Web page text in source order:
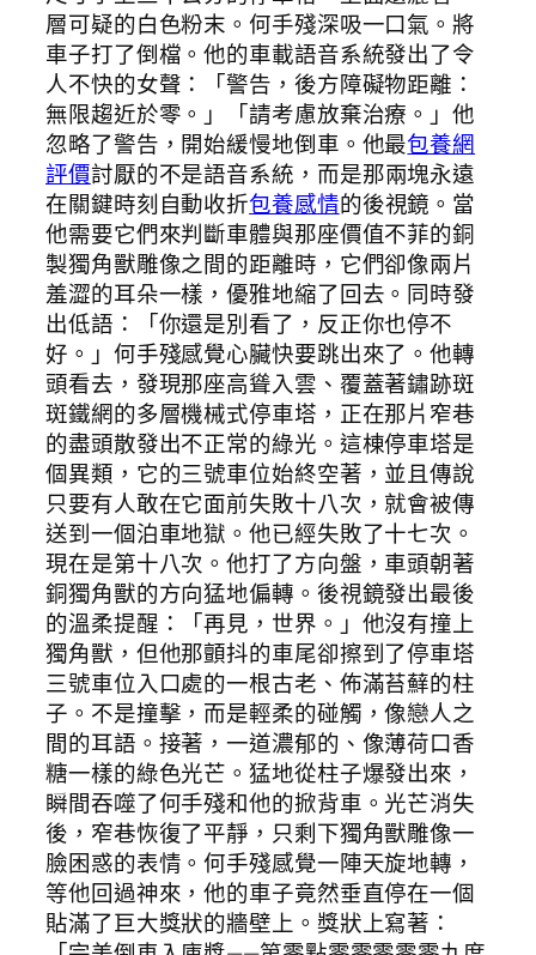
層可疑的白色粉末。何手殘深吸一口氣。將
車子打了倒檔。他的車載語音系統發出了令
人不快的女聲：「警告，後方障礙物距離：
無限趨近於零。」「請考慮放棄治療。」他
忽略了警告，開始緩慢地倒車。他最包養網
評價討厭的不是語音系統，而是那兩塊永遠
在關鍵時刻自動收折包養感情的後視鏡。當
他需要它們來判斷車體與那座價值不菲的銅
製獨角獸雕像之間的距離時，它們卻像兩片
羞澀的耳朵一樣，優雅地縮了回去。同時發
出低語：「你還是別看了，反正你也停不
好。」何手殘感覺心臟快要跳出來了。他轉
頭看去，發現那座高聳入雲、覆蓋著鏽跡斑
斑鐵網的多層機械式停車塔，正在那片窄巷
的盡頭散發出不正常的綠光。這棟停車塔是
個異類，它的三號車位始終空著，並且傳說
只要有人敢在它面前失敗十八次，就會被傳
送到一個泊車地獄。他已經失敗了十七次。
現在是第十八次。他打了方向盤，車頭朝著
銅獨角獸的方向猛地偏轉。後視鏡發出最後
的溫柔提醒：「再見，世界。」他沒有撞上
獨角獸，但他那顫抖的車尾卻擦到了停車塔
三號車位入口處的一根古老、佈滿苔蘚的柱
子。不是撞擊，而是輕柔的碰觸，像戀人之
間的耳語。接著，一道濃郁的、像薄荷口香
糖一樣的綠色光芒。猛地從柱子爆發出來，
瞬間吞噬了何手殘和他的掀背車。光芒消失
後，窄巷恢復了平靜，只剩下獨角獸雕像一
臉困惑的表情。何手殘感覺一陣天旋地轉，
等他回過神來，他的車子竟然垂直停在一個
貼滿了巨大獎狀的牆壁上。獎狀上寫著：